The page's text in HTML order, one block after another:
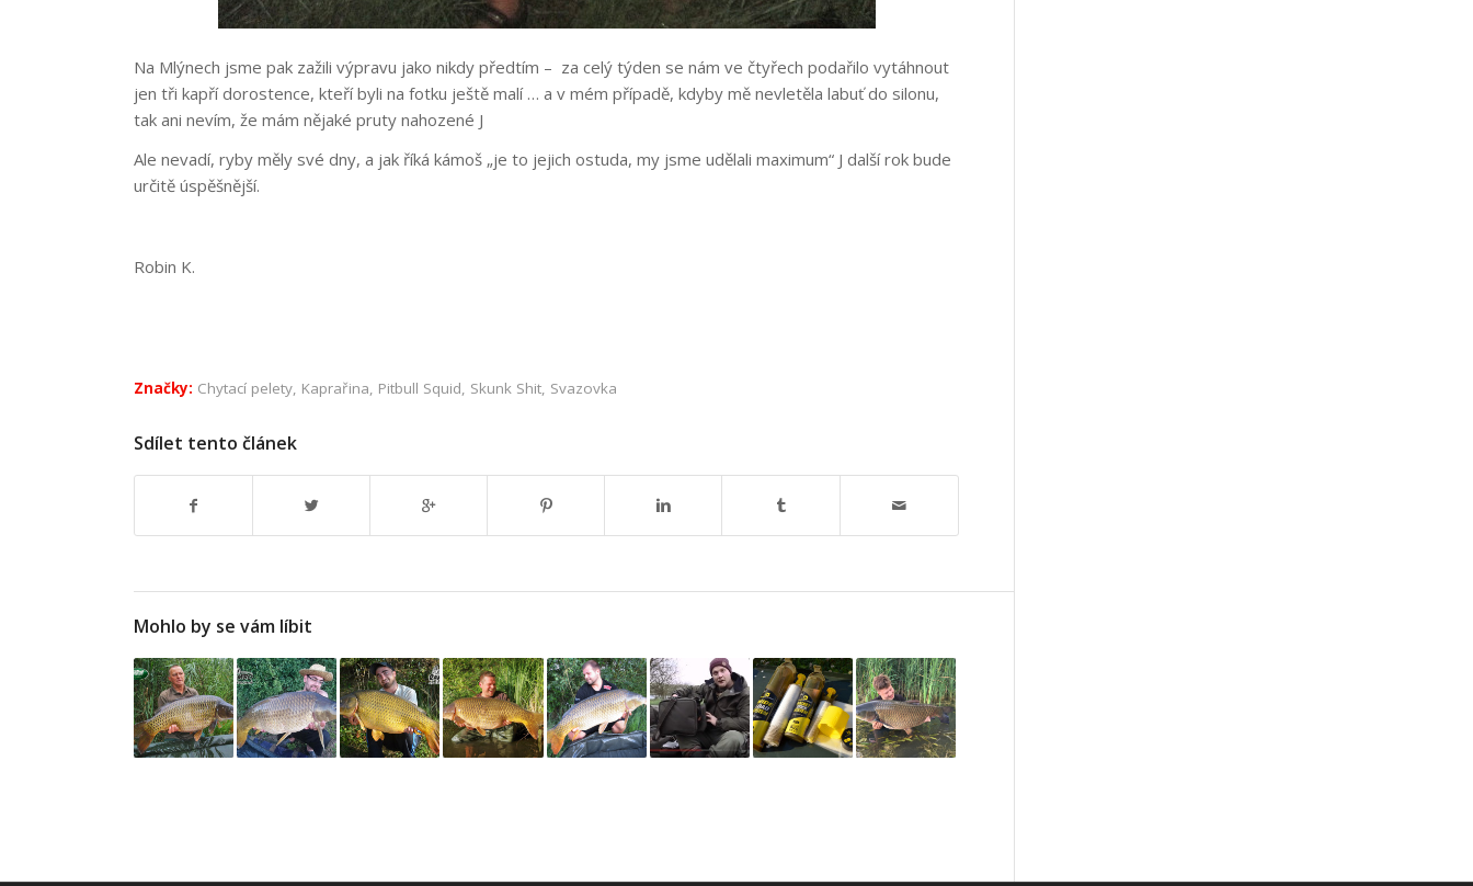
Na Mlýnech jsme pak zažili výpravu jako nikdy předtím – za celý týden se nám ve čtyřech podařilo vytáhnout
jen tři kapří dorostence, kteří byli na fotku ještě malí … a v mém případě, kdyby mě nevletěla labuť do silonu,
tak ani nevím, že mám nějaké pruty nahozené J
Ale nevadí, ryby měly své dny, a jak říká kámoš „je to jejich ostuda, my jsme udělali maximum“ J další rok bude
určitě úspěšnější.
Robin K.
Značky: Chytací pelety, Kaprařina, Pitbull Squid, Skunk Shit, Svazovka
Sdílet tento článek
Mohlo by se vám líbit